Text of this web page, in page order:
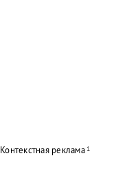
Контекстная реклама 1